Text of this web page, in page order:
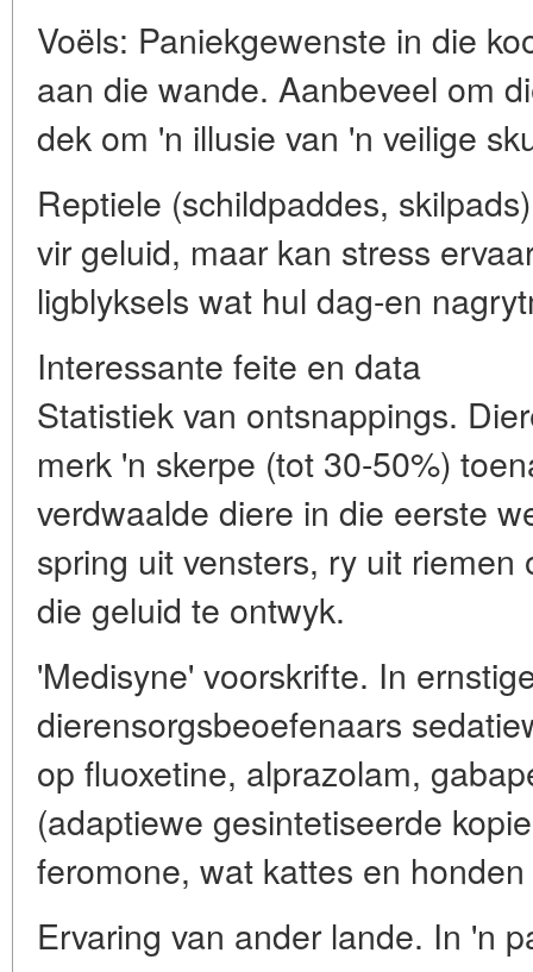
Voëls: Paniekgewenste in die
aan die wande. Aanbeveel om
dek om 'n illusie van 'n veilige
Reptiele (schildpaddes,
vir geluid, maar kan stress
ligblyksels wat hul dag-en
Interessante feite en data
Statistiek van ontsnappings.
merk 'n skerpe (tot 30-50%)
verdwaalde diere in die eerste
spring uit vensters, ry uit
die geluid te ontwyk.
'Medisyne' voorskrifte. In
dierensorgsbeoefenaars
op fluoxetine, alprazolam,
(adaptiewe gesintetiseerde
feromone, wat kattes en
Ervaring van ander lande. In 'n